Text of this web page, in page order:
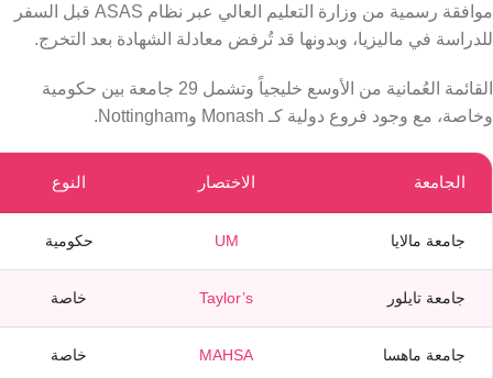
موافقة رسمية من وزارة التعليم العالي عبر نظام ASAS قبل السفر
للدراسة في ماليزيا، وبدونها قد تُرفض معادلة الشهادة بعد التخرج.
القائمة العُمانية من الأوسع خليجياً وتشمل 29 جامعة بين حكومية
وخاصة، مع وجود فروع دولية كـ Monash وNottingham.
الجامعة الاختصار النوع
جامعة مالايا UM حكومية
جامعة تايلور Taylor’s خاصة
جامعة ماهسا MAHSA خاصة